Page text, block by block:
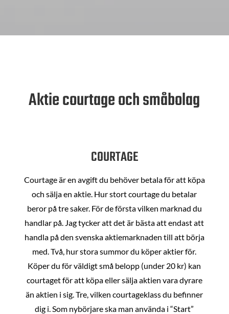
Aktie courtage och småbolag
COURTAGE
Courtage är en avgift du behöver betala för att köpa
och sälja en aktie. Hur stort courtage du betalar
beror på tre saker. För de första vilken marknad du
handlar på. Jag tycker att det är bästa att endast att
handla på den svenska aktiemarknaden till att börja
med. Två, hur stora summor du köper aktier för.
Köper du för väldigt små belopp (under 20 kr) kan
courtaget för att köpa eller sälja aktien vara dyrare
än aktien i sig. Tre, vilken courtageklass du befinner
dig i. Som nybörjare ska man använda i “Start”